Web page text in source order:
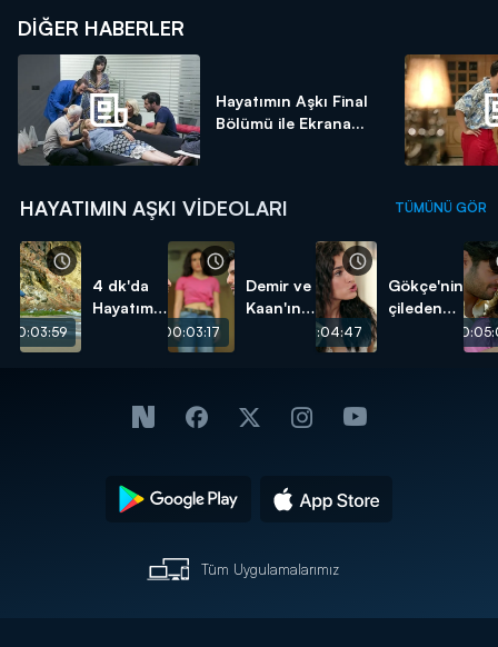
DIĞER HABERLER
Hayatımın Aşkı Final
Bölümü ile Ekrana...
HAYATIMIN AŞKI VIDEOLARI TÜMÜNÜ GÖR
00:03:59
4 dk'da
Hayatımın
00:03:17
Demir ve
Kaan'ın
00:04:47
Gökçe'nin
çileden
Tüm Uygulamalarımız